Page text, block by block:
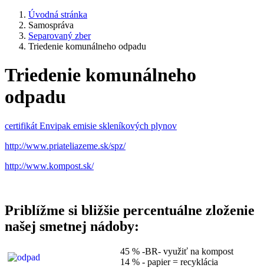
Úvodná stránka
Samospráva
Separovaný zber
Triedenie komunálneho odpadu
Triedenie komunálneho
odpadu
certifikát Envipak emisie skleníkových plynov
http://www.priateliazeme.sk/spz/
http://www.kompost.sk/
Priblížme si bližšie percentuálne zloženie
našej smetnej nádoby:
45 % -BR- využiť na kompost
14 % - papier = recyklácia